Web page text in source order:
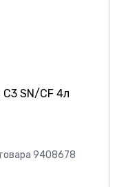
SN/CF 4л
9408678